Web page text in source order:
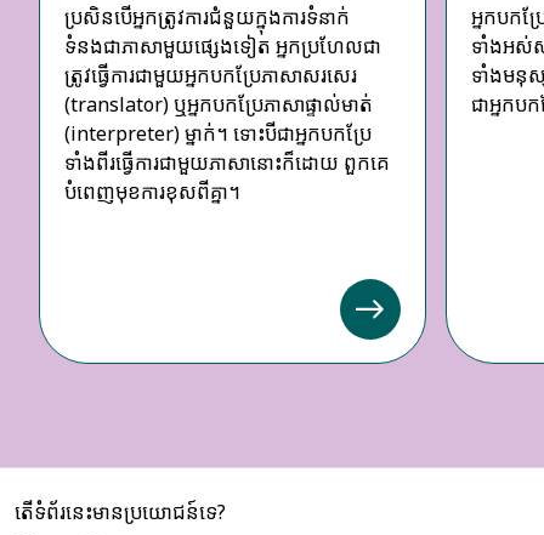
ប្រសិនបើអ្នកត្រូវការជំនួយក្នុងការទំនាក់
ទំនងជាភាសាមួយផ្សេងទៀត អ្នកប្រហែលជា
ត្រូវធ្វើការជាមួយអ្នកបកប្រែភាសាសរសេរ
(translator) ឬអ្នកបកប្រែភាសាផ្ទាល់មាត់
(interpreter) ម្នាក់។ ទោះបីជាអ្នកបកប្រែ
ទាំងពីរធ្វើការជាមួយភាសានោះក៏ដោយ ពួកគេ
បំពេញមុខការខុសពីគ្នា។
អ្នកបកប្
ទាំងអស់សុ
ទាំងមនុស្
ជាអ្នកប
តើទំព័រនេះមានប្រយោជន៍ទេ?